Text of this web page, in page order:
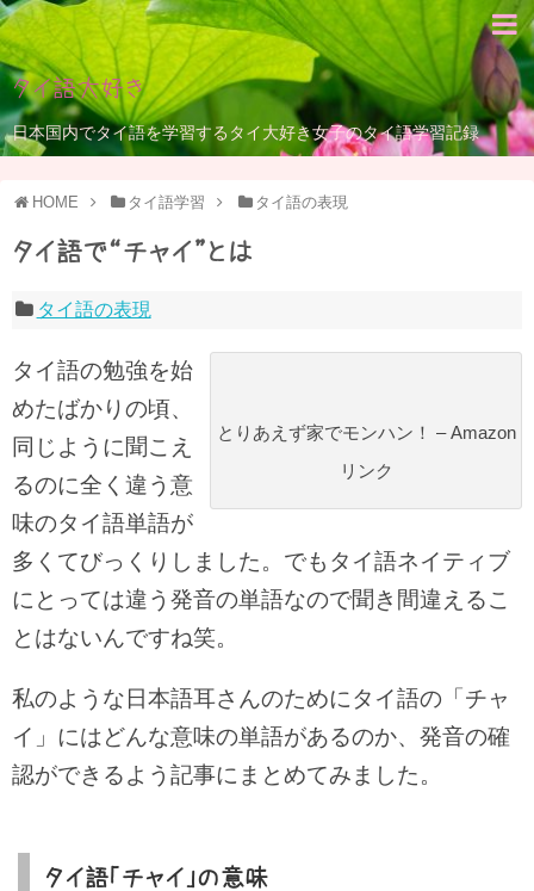
タイ語大好き
日本国内でタイ語を学習するタイ大好き女子のタイ語学習記録
HOME タイ語学習 タイ語の表現
タイ語で“チャイ”とは
タイ語の表現
とりあえず家でモンハン！ – Amazon
リンク
タイ語の勉強を始
めたばかりの頃、
同じように聞こえ
るのに全く違う意
味のタイ語単語が
多くてびっくりしました。でもタイ語ネイティブ
にとっては違う発音の単語なので聞き間違えるこ
とはないんですね笑。
私のような日本語耳さんのためにタイ語の「チャ
イ」にはどんな意味の単語があるのか、発音の確
認ができるよう記事にまとめてみました。
タイ語「チャイ」の意味